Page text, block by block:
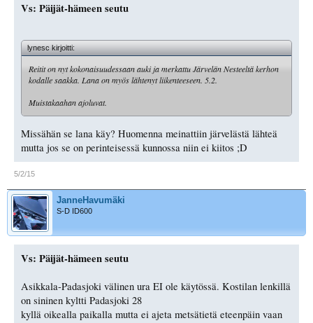
Vs: Päijät-hämeen seutu
lynesc kirjoitti:
Reitit on nyt kokonaisuudessaan auki ja merkattu Järvelän Nesteeltä kerhon
kodalle saakka. Lana on myös lähtenyt liikenteeseen. 5.2.
Muistakaahan ajoluvat.
Missähän se lana käy? Huomenna meinattiin järvelästä lähteä
mutta jos se on perinteisessä kunnossa niin ei kiitos ;D
5/2/15
JanneHavumäki
S-D ID600
Vs: Päijät-hämeen seutu
Asikkala-Padasjoki välinen ura EI ole käytössä. Kostilan lenkillä
on sininen kyltti Padasjoki 28
kyllä oikealla paikalla mutta ei ajeta metsätietä eteenpäin vaan